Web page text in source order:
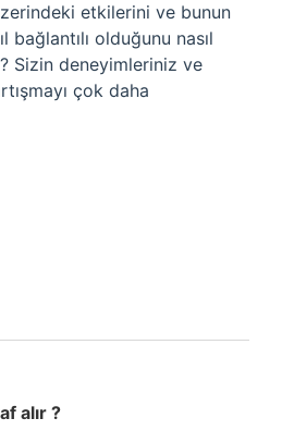
etkilerini ve bunun
bağlantılı olduğunu nasıl
Sizin deneyimleriniz ve
çok daha
alır ?